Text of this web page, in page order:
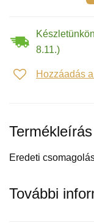
8.11.)
Hozzáadás
Termékleírás
Eredeti
További